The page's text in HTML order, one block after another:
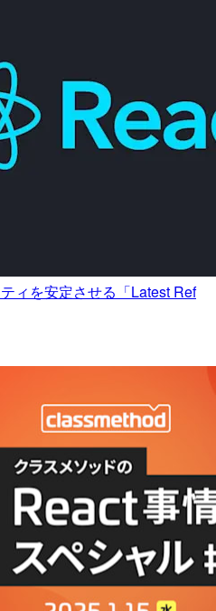
ィを安定させる「Latest Ref